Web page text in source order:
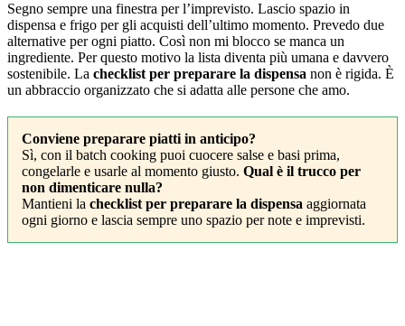
Segno sempre una finestra per l’imprevisto. Lascio spazio in
dispensa e frigo per gli acquisti dell’ultimo momento. Prevedo due
alternative per ogni piatto. Così non mi blocco se manca un
ingrediente. Per questo motivo la lista diventa più umana e davvero
sostenibile. La checklist per preparare la dispensa non è rigida. È
un abbraccio organizzato che si adatta alle persone che amo.
Conviene preparare piatti in anticipo?
Sì, con il batch cooking puoi cuocere salse e basi prima,
congelarle e usarle al momento giusto. Qual è il trucco per
non dimenticare nulla?
Mantieni la checklist per preparare la dispensa aggiornata
ogni giorno e lascia sempre uno spazio per note e imprevisti.